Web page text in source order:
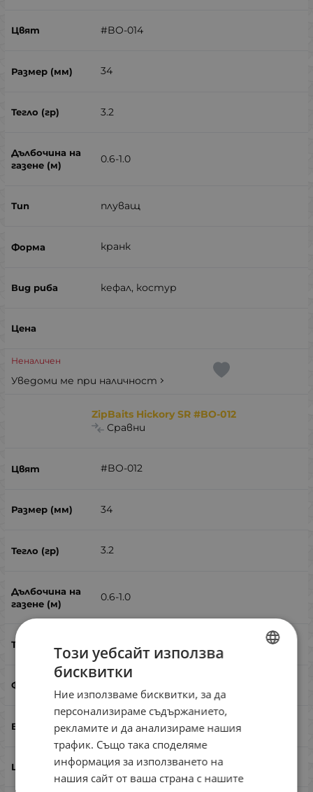
#BO-014
34
3.2
0.6-1.0
плуващ
кранк
кефал, костур
Неналичен
Уведоми ме при наличност
ZipBaits Hickory SR #BO-012
Сравни
#BO-012
34
3.2
0.6-1.0
кефал, костур
Този уебсайт използва
бисквитки
Ние използваме бисквитки, за да
персонализираме съдържанието,
рекламите и да анализираме нашия
трафик. Също така споделяме
информация за използването на
нашия сайт от ваша страна с нашите